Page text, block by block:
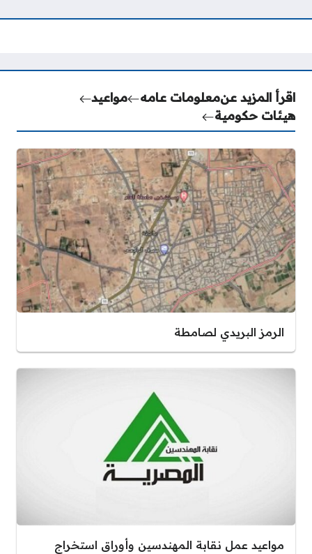
اقرأ المزيد عنمعلومات عامه
مواعيد
هيئات حكومية
الرمز البريدي لصامطة
مواعيد عمل نقابة المهندسين وأوراق استخراج